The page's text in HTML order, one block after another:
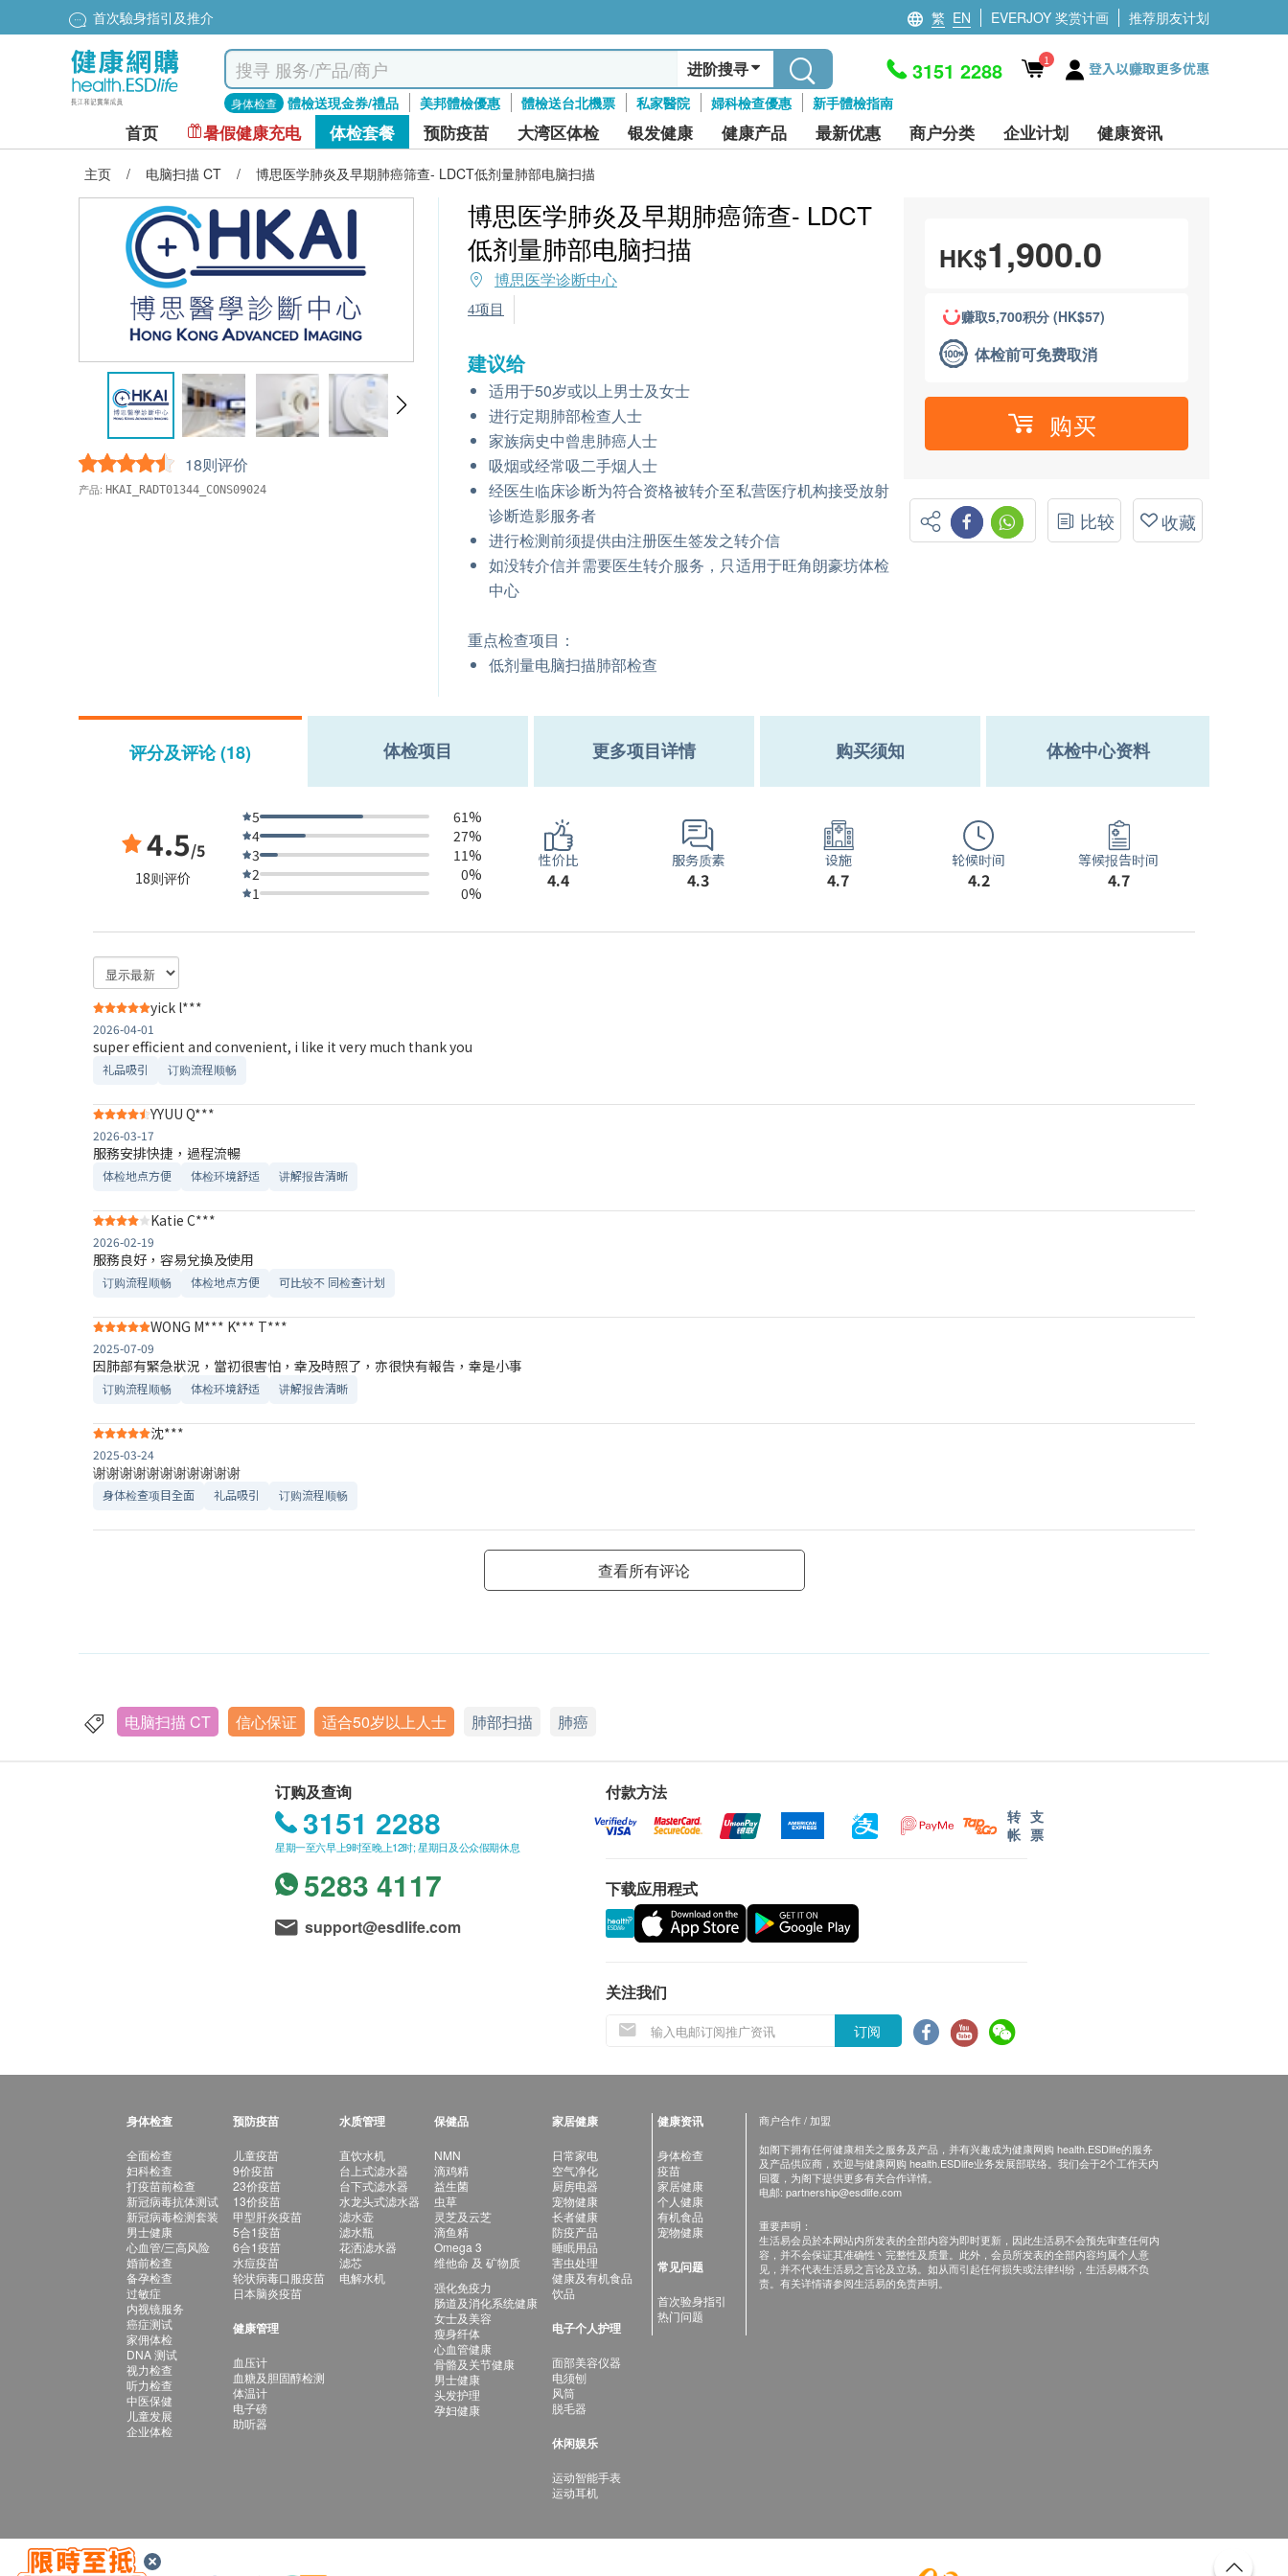
首次驗身指引及推介 繁 EN EVERJOY 奖赏计画 推荐朋友计划
进阶搜寻
身体检查 體檢送現金券/禮品 美邦體檢優惠 體檢送台北機票 私家醫院 婦科檢查優惠 新手體檢指南
3151 2288 1 登入以赚取更多优惠
首页 暑假健康充电 体检套餐 预防疫苗 大湾区体检 银发健康 健康产品 最新优惠 商户分类 企业计划 健康资讯
主页 / 电脑扫描 CT / 博思医学肺炎及早期肺癌筛查- LDCT低剂量肺部电脑扫描
18则评价
产品: HKAI_RADT01344_CONS09024
博思医学肺炎及早期肺癌筛查- LDCT
低剂量肺部电脑扫描
博思医学诊断中心
4项目
建议给
适用于50岁或以上男士及女士
进行定期肺部检查人士
家族病史中曾患肺癌人士
吸烟或经常吸二手烟人士
经医生临床诊断为符合资格被转介至私营医疗机构接受放射
诊断造影服务者
进行检测前须提供由注册医生签发之转介信
如没转介信并需要医生转介服务，只适用于旺角朗豪坊体检
中心
重点检查项目：
低剂量电脑扫描肺部检查
HK$1,900.0
赚取5,700积分 (HK$57)
体检前可免费取消
购买
比较 收藏
评分及评论 (18) 体检项目 更多项目详情 购买须知 体检中心资料
4.5/5
18则评价
5
61%
4
27%
3
11%
2
0%
1
0%
性价比
4.4
服务质素
4.3
设施
4.7
轮候时间
4.2
等候报告时间
4.7
yick l***
2026-04-01
super efficient and convenient, i like it very much thank you
礼品吸引 订购流程顺畅
YYUU Q***
2026-03-17
服務安排快捷，過程流暢
体检地点方便 体检环境舒适​ 讲解报告清晰​
Katie C***
2026-02-19
服務良好，容易兌換及使用
订购流程顺畅 体检地点方便 可比较不 同检查计划
WONG M*** K*** T***
2025-07-09
因肺部有緊急狀況，當初很害怕，幸及時照了，亦很快有報告，幸是小事
订购流程顺畅 体检环境舒适​ 讲解报告清晰​
沈***
2025-03-24
谢谢谢谢谢谢谢谢谢谢谢
身体检查项目全面 礼品吸引 订购流程顺畅
查看所有评论
电脑扫描 CT 信心保证 适合50岁以上人士 肺部扫描 肺癌
订购及查询
3151 2288
星期一至六早上9时至晚上12时; 星期日及公众假期休息
5283 4117
support@esdlife.com
付款方法
转
帐
支
票
下载应用程式
关注我们
订阅
身体检查
全面检查
妇科检查
打疫苗前检查
新冠病毒抗体测试
新冠病毒检测套装
男士健康
心血管/三高风险
婚前检查
备孕检查
过敏症
内视镜服务
癌症测试
家佣体检
DNA 测试
视力检查
听力检查
中医保健
儿童发展
企业体检
预防疫苗
儿童疫苗
9价疫苗
23价疫苗
13价疫苗
甲型肝炎疫苗
5合1疫苗
6合1疫苗
水痘疫苗
轮状病毒口服疫苗
日本脑炎疫苗
健康管理
血压计
血糖及胆固醇检测
体温计
电子磅
助听器
水质管理
直饮水机
台上式滤水器
台下式滤水器
水龙头式滤水器
滤水壶
滤水瓶
花洒滤水器
滤芯
电解水机
保健品
NMN
滴鸡精
益生菌
虫草
灵芝及云芝
滴鱼精
Omega 3
维他命 及 矿物质
强化免疫力
肠道及消化系统健康
女士及美容
瘦身纤体
心血管健康
骨骼及关节健康
男士健康
头发护理
孕妇健康
家居健康
日常家电
空气净化
厨房电器
宠物健康
长者健康
防疫产品
睡眠用品
害虫处理
健康及有机食品
饮品
电子个人护理
面部美容仪器
电须刨
风筒
脱毛器
休闲娱乐
运动智能手表
运动耳机
健康资讯
身体检查
疫苗
家居健康
个人健康
有机食品
宠物健康
常见问题
首次验身指引
热门问题
商户合作 / 加盟
如阁下拥有任何健康相关之服务及产品，并有兴趣成为健康网购 health.ESDlife的服务
及产品供应商，欢迎与健康网购 health.ESDlife业务发展部联络。我们会于2个工作天内
回覆，为阁下提供更多有关合作详情。
电邮: partnership@esdlife.com
重要声明：
生活易会员於本网站内所发表的全部内容为即时更新，因此生活易不会预先审查任何内
容，并不会保证其准确性丶完整性及质量。此外，会员所发表的全部内容均属个人意
见，并不代表生活易之言论及立场。如从而引起任何损失或法律纠纷，生活易概不负
责。有关详情请参阅生活易的免责声明。